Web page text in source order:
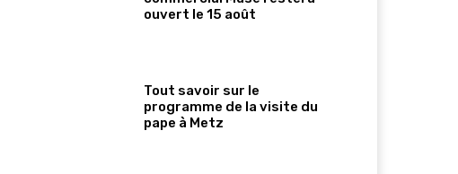
ouvert le 15 août
Tout savoir sur le
programme de la visite du
pape à Metz